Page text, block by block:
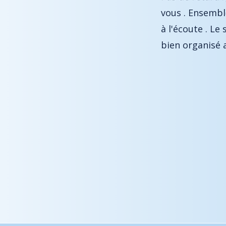
radiologue
j'ai à nouveau
ailleurs.